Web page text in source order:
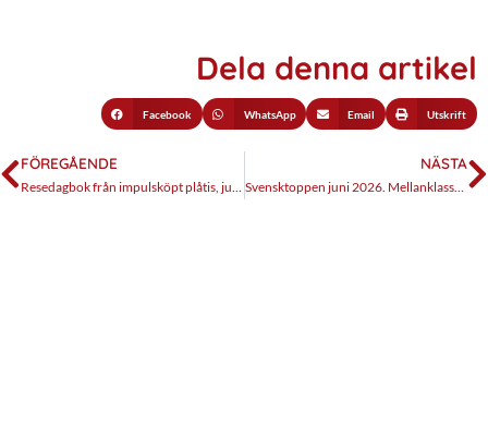
Dela denna artikel
Facebook WhatsApp Email Utskrift
FÖREGÅENDE
Resedagbok från impulsköpt plåtis, juni 2026
NÄSTA
Svensktoppen juni 2026. Mellanklassen regerar